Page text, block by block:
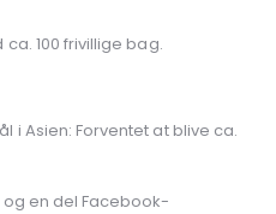
100 frivillige bag.
i Asien: Forventet at blive ca.
en del Facebook-